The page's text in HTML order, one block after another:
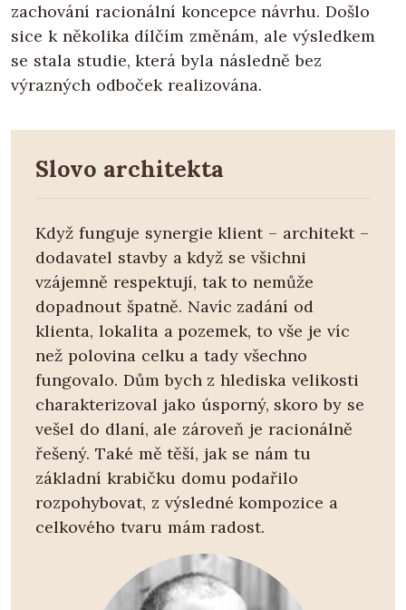
zachování racionální koncepce návrhu. Došlo
sice k několika dílčím změnám, ale výsledkem
se stala studie, která byla následně bez
výrazných odboček realizována.
Slovo architekta
Když funguje synergie klient – architekt –
dodavatel stavby a když se všichni
vzájemně respektují, tak to nemůže
dopadnout špatně. Navíc zadání od
klienta, lokalita a pozemek, to vše je víc
než polovina celku a tady všechno
fungovalo. Dům bych z hlediska velikosti
charakterizoval jako úsporný, skoro by se
vešel do dlaní, ale zároveň je racionálně
řešený. Také mě těší, jak se nám tu
základní krabičku domu podařilo
rozpohybovat, z výsledné kompozice a
celkového tvaru mám radost.